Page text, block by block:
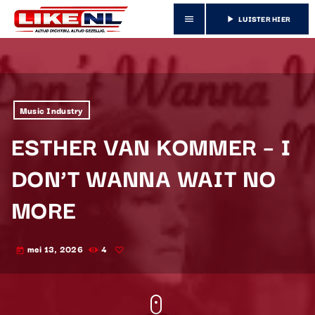
menu play_arrow LUISTER HIER
Music Industry
ESTHER VAN KOMMER – I
DON’T WANNA WAIT NO
MORE
today mei 13, 2026 4